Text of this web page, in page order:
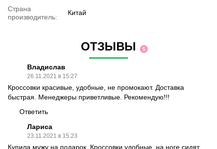
Страна
производитель:
Китай
ОТЗЫВЫ 5
Владислав
26.11.2021 в 15:27
Кроссовки красивые, удобные, не промокают. Доставка
быстрая. Менеджеры приветливые. Рекомендую!!!
Ответить
Лариса
23.11.2021 в 15:23
Купила мужу на подарок. Кроссовки удобные, на ноге сидят